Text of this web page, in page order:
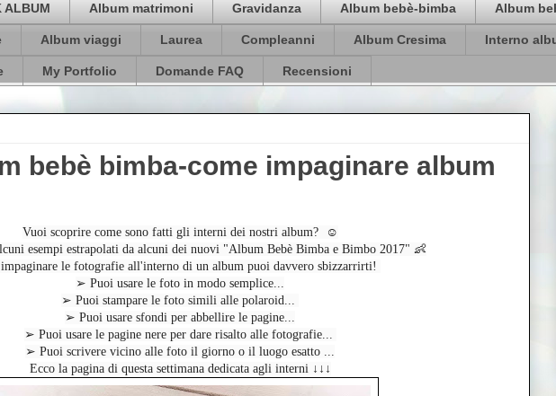
ALBUM Album matrimoni Gravidanza Album bebè-bimba Album
Album viaggi Laurea Compleanni Album Cresima Interno
My Portfolio Domande FAQ Recensioni
bebè bimba-come impaginare album
Vuoi scoprire come sono fatti gli interni dei nostri album?  ☺️
esempi estrapolati da alcuni dei nuovi "Album Bebè Bimba e Bimbo 2017" 👶
le fotografie all'interno di un album puoi davvero sbizzarrirti!
➢ Puoi usare le foto in modo semplice...
➢ Puoi stampare le foto simili alle polaroid...
➢ Puoi usare sfondi per abbellire le pagine...
➢ Puoi usare le pagine nere per dare risalto alle fotografie...
➢ Puoi scrivere vicino alle foto il giorno o il luogo esatto ...
Ecco la pagina di questa settimana dedicata agli interni ↓↓↓